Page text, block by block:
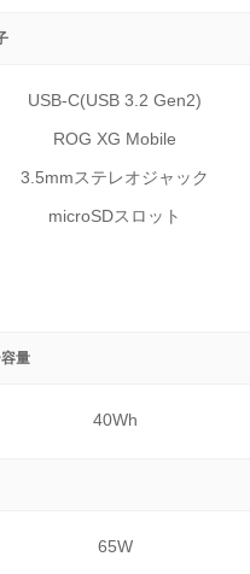
USB-C(USB 3.2 Gen2)
ROG XG Mobile
3.5mmステレオジャック
microSDスロット
容量
40Wh
65W